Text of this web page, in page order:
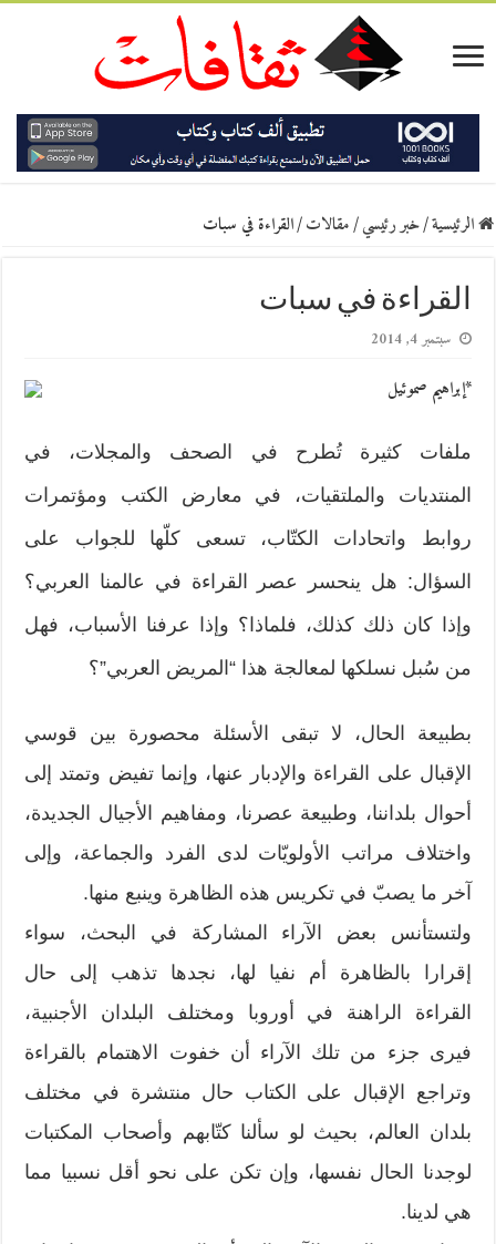
الرئيسية/خبر رئيسي/مقالات/القراءة في سبات
القراءة في سبات
سبتمبر 4, 2014
*إبراهيم صموئيل
ملفات كثيرة تُطرح في الصحف والمجلات، في
المنتديات والملتقيات، في معارض الكتب ومؤتمرات
روابط واتحادات الكتّاب، تسعى كلّها للجواب على
السؤال: هل ينحسر عصر القراءة في عالمنا العربي؟
وإذا كان ذلك كذلك، فلماذا؟ وإذا عرفنا الأسباب، فهل
من سُبل نسلكها لمعالجة هذا “المريض العربي”؟
بطبيعة الحال، لا تبقى الأسئلة محصورة بين قوسي
الإقبال على القراءة والإدبار عنها، وإنما تفيض وتمتد إلى
أحوال بلداننا، وطبيعة عصرنا، ومفاهيم الأجيال الجديدة،
واختلاف مراتب الأولويّات لدى الفرد والجماعة، وإلى
آخر ما يصبّ في تكريس هذه الظاهرة وينبع منها.
ولتستأنس بعض الآراء المشاركة في البحث، سواء
إقرارا بالظاهرة أم نفيا لها، نجدها تذهب إلى حال
القراءة الراهنة في أوروبا ومختلف البلدان الأجنبية،
فيرى جزء من تلك الآراء أن خفوت الاهتمام بالقراءة
وتراجع الإقبال على الكتاب حال منتشرة في مختلف
بلدان العالم، بحيث لو سألنا كتّابهم وأصحاب المكتبات
لوجدنا الحال نفسها، وإن تكن على نحو أقل نسبيا مما
هي لدينا.